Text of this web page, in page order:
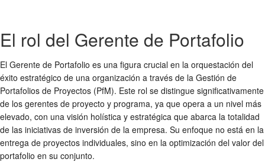
El rol del Gerente de Portafolio
El Gerente de Portafolio es una figura crucial en la orquestación del
éxito estratégico de una organización a través de la Gestión de
Portafolios de Proyectos (PfM). Este rol se distingue significativamente
de los gerentes de proyecto y programa, ya que opera a un nivel más
elevado, con una visión holística y estratégica que abarca la totalidad
de las iniciativas de inversión de la empresa. Su enfoque no está en la
entrega de proyectos individuales, sino en la optimización del valor del
portafolio en su conjunto.